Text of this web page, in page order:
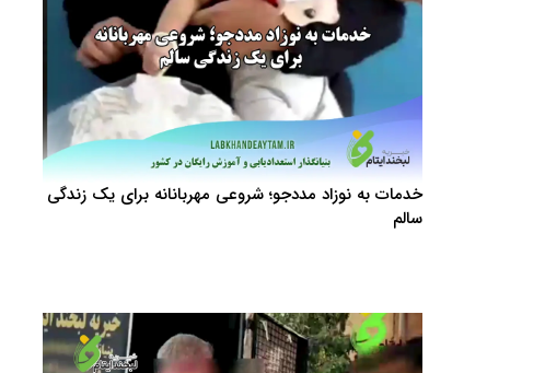
خدمات به نوزاد مددجو؛ شروعی مهربانانه برای یک زندگی
سالم